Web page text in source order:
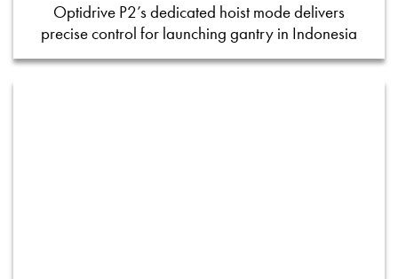
Optidrive P2’s dedicated hoist mode delivers
precise control for launching gantry in Indonesia